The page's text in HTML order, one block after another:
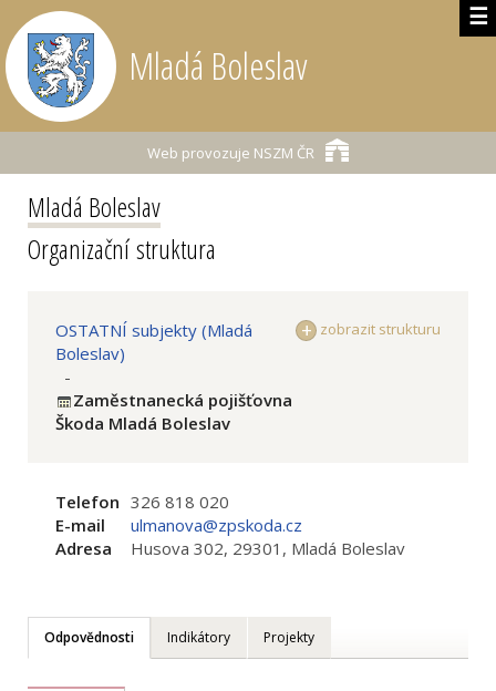
☰
Mladá Boleslav
Web provozuje NSZM ČR
Mladá Boleslav
Organizační struktura
zobrazit strukturu
OSTATNÍ subjekty (Mladá
Boleslav)
-
Zaměstnanecká pojišťovna
Škoda Mladá Boleslav
Telefon 326 818 020
E-mail
ulmanova@zpskoda.cz
Adresa
Husova 302, 29301, Mladá Boleslav
Odpovědnosti Indikátory Projekty